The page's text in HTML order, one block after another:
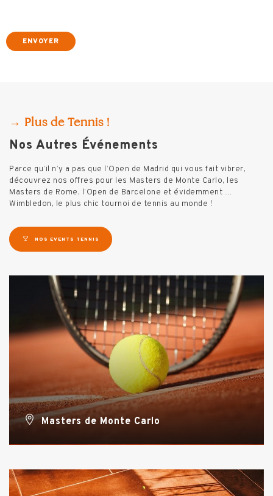
→ Plus de Tennis !
Nos Autres Événements
Parce qu’il n’y a pas que l’Open de Madrid qui vous fait vibrer,
découvrez nos offres pour les Masters de Monte Carlo, les
Masters de Rome, l’Open de Barcelone et évidemment …
Wimbledon, le plus chic tournoi de tennis au monde !
NOS EVENTS TENNIS
Masters de Monte Carlo